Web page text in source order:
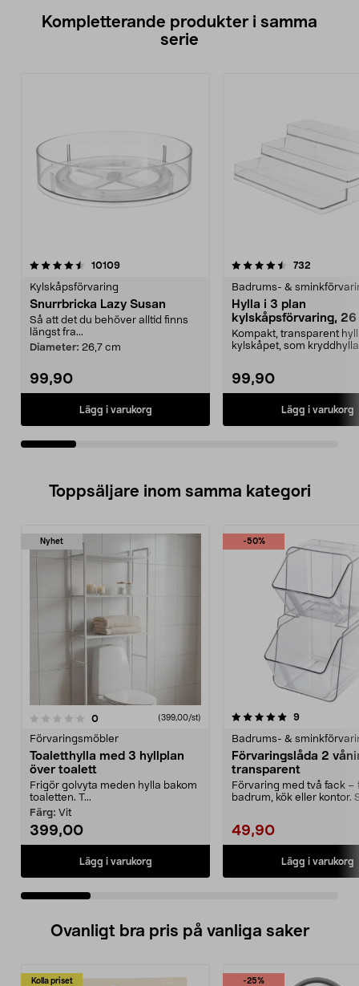
Kompletterande produkter i samma
serie
10109recensioner
Kylskåpsförvaring
Snurrbricka Lazy Susan
Så att det du behöver alltid finns
längst fra...
Diameter: 26,7 cm
99,90
Lägg i varukorg
4.5av 5 stjärnor 732
Badrums- &
Hylla i 3 plan
kylskåpsförvaring, 26
9 cm
Kompakt, transparent
kylskåpet, som
99,90
Lägg i varukorg
4.5av 5 stjärnor
Toppsäljare inom samma kategori
Nyhet
0recensioner (399,00/st)
Förvaringsmöbler
Toaletthylla med 3 hyllplan
över toalett
Frigör golvyta meden hylla bakom
toaletten. T...
Färg: Vit
399,00
Lägg i varukorg
-50%
5.0 av 5 stjärnor 9recensioner
Badrums- &
Förvaringslåda 2
transparent
Förvaring med två fack –
badrum, kök eller kontor.
49,90
Lägg i varukorg
4.5 av 5 stjärnor
Ovanligt bra pris på vanliga saker
Kolla priset -25%